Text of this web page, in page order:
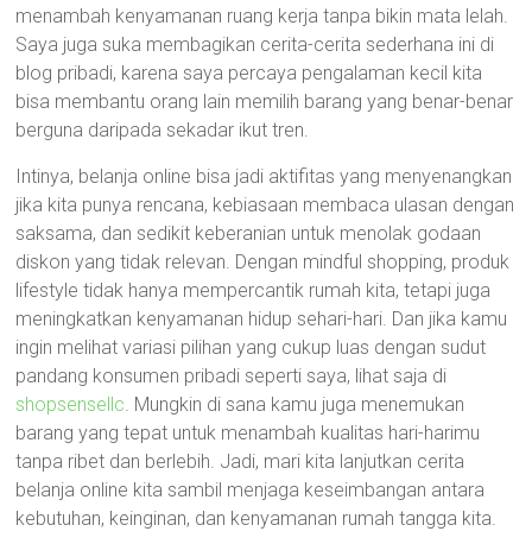
menambah kenyamanan ruang kerja tanpa bikin mata lelah.
Saya juga suka membagikan cerita-cerita sederhana ini di
blog pribadi, karena saya percaya pengalaman kecil kita
bisa membantu orang lain memilih barang yang benar-benar
berguna daripada sekadar ikut tren.
Intinya, belanja online bisa jadi aktifitas yang menyenangkan
jika kita punya rencana, kebiasaan membaca ulasan dengan
saksama, dan sedikit keberanian untuk menolak godaan
diskon yang tidak relevan. Dengan mindful shopping, produk
lifestyle tidak hanya mempercantik rumah kita, tetapi juga
meningkatkan kenyamanan hidup sehari-hari. Dan jika kamu
ingin melihat variasi pilihan yang cukup luas dengan sudut
pandang konsumen pribadi seperti saya, lihat saja di
shopsensellc. Mungkin di sana kamu juga menemukan
barang yang tepat untuk menambah kualitas hari-harimu
tanpa ribet dan berlebih. Jadi, mari kita lanjutkan cerita
belanja online kita sambil menjaga keseimbangan antara
kebutuhan, keinginan, dan kenyamanan rumah tangga kita.